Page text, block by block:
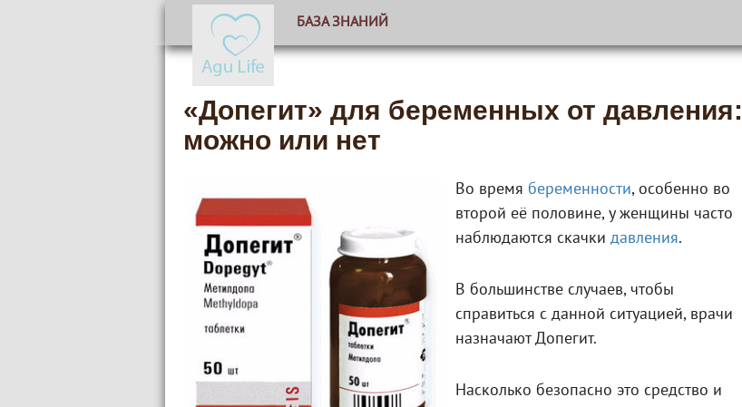
БАЗА ЗНАНИЙ
«Допегит» для беременных от давления:
можно или нет
Во время беременности, особенно во
второй её половине, у женщины часто
наблюдаются скачки давления.
В большинстве случаев, чтобы
справиться с данной ситуацией, врачи
назначают Допегит.
Насколько безопасно это средство и